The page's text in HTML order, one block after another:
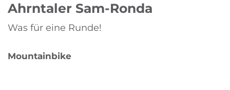
Ahrntaler Sam-Ronda
Was für eine Runde!
Mountainbike